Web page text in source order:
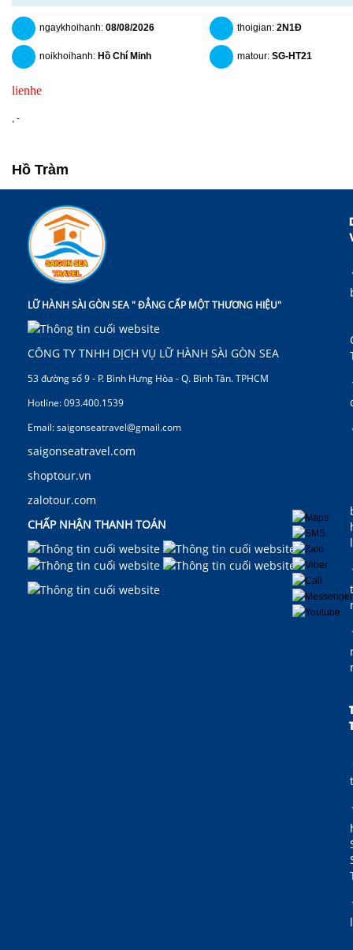
ngaykhoihanh: 08/08/2026
noikhoihanh: Hồ Chí Minh
thoigian: 2N1Đ
matour: SG-HT21
lienhe
, -
Hồ Tràm
LỮ HÀNH SÀI GÒN SEA " ĐẲNG CẤP MỘT THƯƠNG HIỆU"
CÔNG TY TNHH DỊCH VỤ LỮ HÀNH SÀI GÒN SEA
53 đường số 9 - P. Bình Hưng Hòa - Q. Bình Tân. TPHCM
Hotline: 093.400.1539
Email: saigonseatravel@gmail.com
saigonseatravel.com
shoptour.vn
zalotour.com
CHẤP NHẬN THANH TOÁN